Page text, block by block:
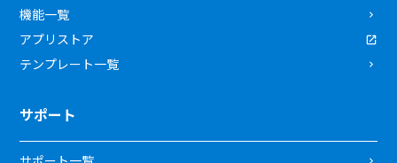
機能一覧
アプリストア
テンプレート一覧
サポート